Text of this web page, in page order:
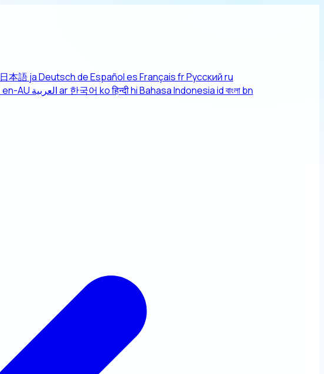
日本語jaDeutschdeEspañolesFrançaisfrРусскийru
en-AU العربيةar한국어 koहिन्दीhiBahasa Indonesiaidবাংলাbn